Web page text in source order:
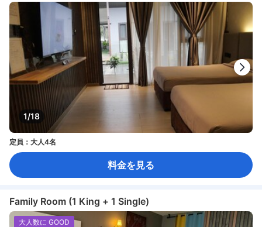
1/18
定員：大人4名
料金を見る
Family Room (1 King + 1 Single)
大人数に GOOD